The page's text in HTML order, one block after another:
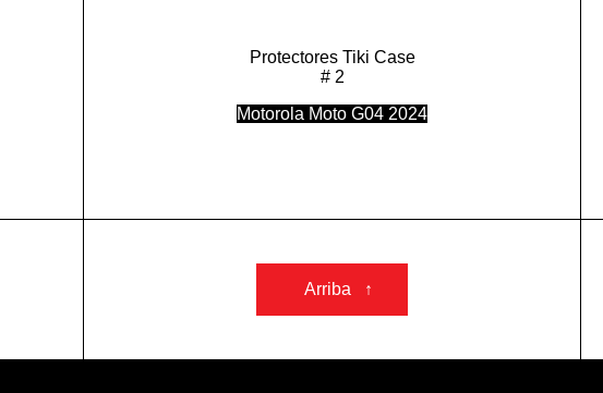
Protectores Tiki Case
# 2
Motorola Moto G04 2024
Arriba ↑